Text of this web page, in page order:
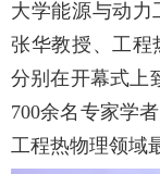
大学能源与动力
张华教授、工程
分别在开幕式上
700余名专家学
工程热物理领域